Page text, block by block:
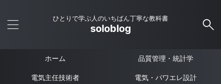
ひとりで学ぶ人のいちばん丁寧な教科書
soloblog
ホーム 品質管理・統計学
電気主任技術者 電気・パワエレ設計